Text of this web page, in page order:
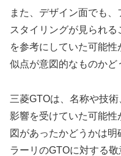
また、デザイン面でも
スタイリングが見られ
を参考にしていた可能
似点が意図的なものかど
三菱GTOは、名称や技
影響を受けていた可能
図があったかどうかは
ラーリのGTOに対する